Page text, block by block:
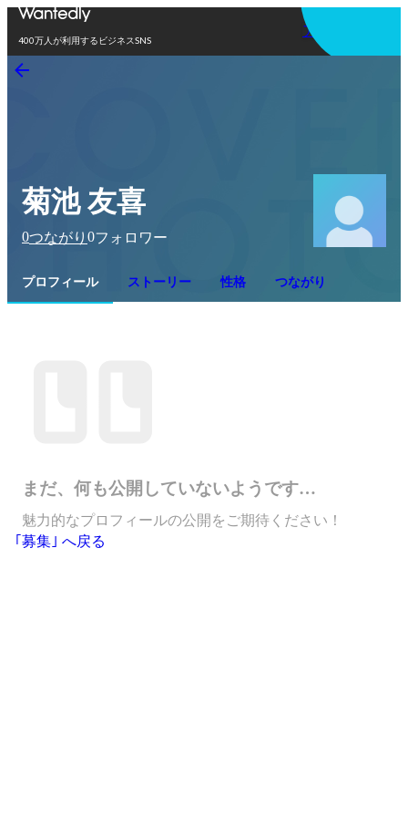
400万人が利用するビジネスSNS
アプリを使う
菊池 友喜
0つながり 0フォロワー
プロフィール ストーリー 性格 つながり
まだ、何も公開していないようです…
魅力的なプロフィールの公開をご期待ください！
｢募集｣ へ戻る